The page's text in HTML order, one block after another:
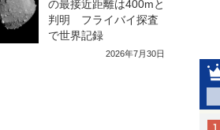
の最接近距離は400mと
判明 フライバイ探査
で世界記録
2026年7月30日